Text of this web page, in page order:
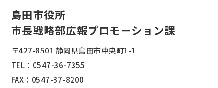
島田市役所
市長戦略部広報プロモーション課
〒427-8501 静岡県島田市中央町1-1
TEL： 0547-36-7355
FAX：0547-37-8200